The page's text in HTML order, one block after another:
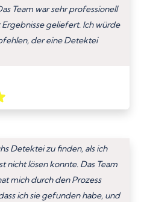
Team war sehr professionell
geliefert. Ich würde
der eine Detektei
Detektei zu finden, als ich
nicht lösen konnte. Das Team
mich durch den Prozess
ich sie gefunden habe, und